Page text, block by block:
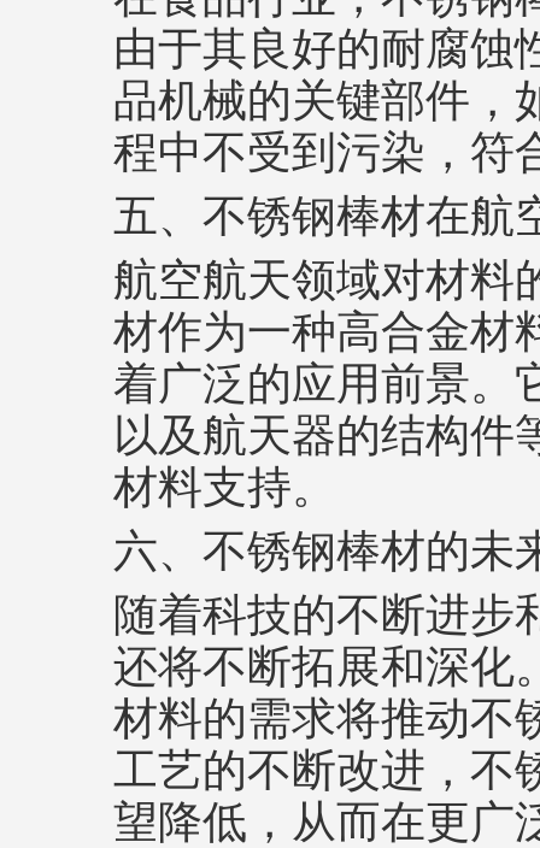
由于其良好的耐腐蚀
品机械的关键部件，
程中不受到污染，符
五、不锈钢棒材在航
航空航天领域对材料
材作为一种高合金材
着广泛的应用前景。
以及航天器的结构件
材料支持。
六、不锈钢棒材的未
随着科技的不断进步
还将不断拓展和深化
材料的需求将推动不
工艺的不断改进，不
望降低，从而在更广